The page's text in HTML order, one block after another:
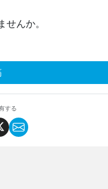
んか。
する